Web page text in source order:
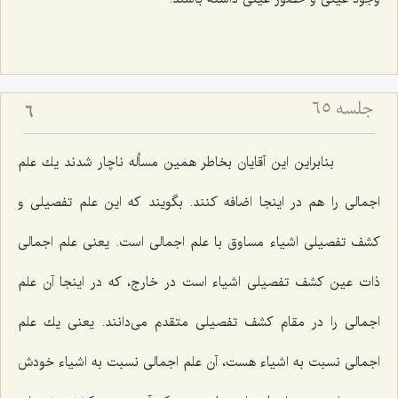
جلسه ۶۵ 6
بنابراین این آقایان بخاطر همین مسأله ناچار شدند یك علم
اجمالى را هم در اینجا اضافه كنند. بگویند كه این علم تفصیلى و
كشف تفصیلى اشیاء مساوق با علم اجمالى است. یعنى علم اجمالى
ذات عین كشف تفصیلى اشیاء است در خارج، كه در اینجا آن علم
اجمالى را در مقام كشف تفصیلى متقدم مى‌دانند. یعنى یك علم
اجمالى نسبت به اشیاء هست، آن علم اجمالى نسبت به اشیاء خودش